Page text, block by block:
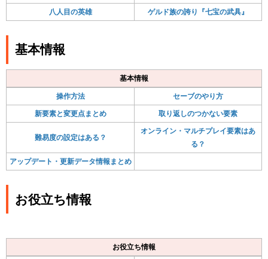
八人目の英雄
ゲルド族の誇り『七宝の武具』
基本情報
基本情報
操作方法
セーブのやり方
新要素と変更点まとめ
取り返しのつかない要素
難易度の設定はある？
オンライン・マルチプレイ要素はあ
る？
アップデート・更新データ情報まとめ
お役立ち情報
お役立ち情報